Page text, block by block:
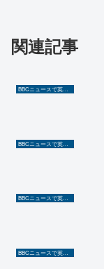
関連記事
BBCニュースで英語を勉強しよう（TOEIC対策に！）